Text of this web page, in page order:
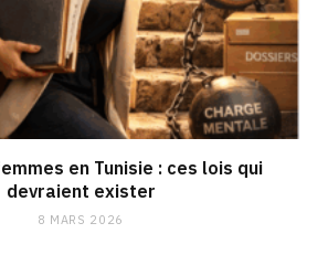
en Tunisie : ces lois qui
devraient exister
8 MARS 2026